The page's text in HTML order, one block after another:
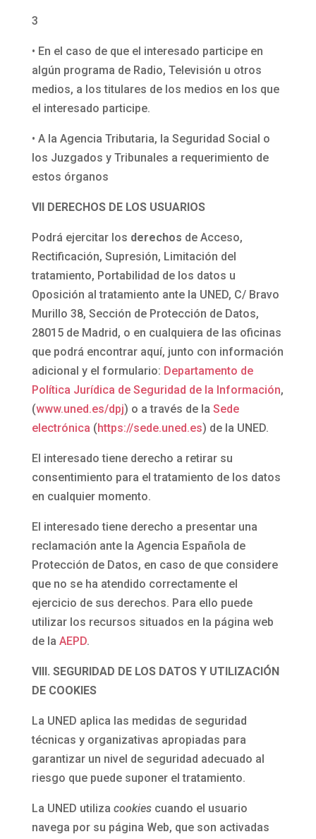
3
• En el caso de que el interesado participe en
algún programa de Radio, Televisión u otros
medios, a los titulares de los medios en los que
el interesado participe.
• A la Agencia Tributaria, la Seguridad Social o
los Juzgados y Tribunales a requerimiento de
estos órganos
VII DERECHOS DE LOS USUARIOS
Podrá ejercitar los derechos de Acceso,
Rectificación, Supresión, Limitación del
tratamiento, Portabilidad de los datos u
Oposición al tratamiento ante la UNED, C/ Bravo
Murillo 38, Sección de Protección de Datos,
28015 de Madrid, o en cualquiera de las oficinas
que podrá encontrar aquí, junto con información
adicional y el formulario: Departamento de
Política Jurídica de Seguridad de la Información,
(www.uned.es/dpj) o a través de la Sede
electrónica (https://sede.uned.es) de la UNED.
El interesado tiene derecho a retirar su
consentimiento para el tratamiento de los datos
en cualquier momento.
El interesado tiene derecho a presentar una
reclamación ante la Agencia Española de
Protección de Datos, en caso de que considere
que no se ha atendido correctamente el
ejercicio de sus derechos. Para ello puede
utilizar los recursos situados en la página web
de la AEPD.
VIII. SEGURIDAD DE LOS DATOS Y UTILIZACIÓN
DE COOKIES
La UNED aplica las medidas de seguridad
técnicas y organizativas apropiadas para
garantizar un nivel de seguridad adecuado al
riesgo que puede suponer el tratamiento.
La UNED utiliza cookies cuando el usuario
navega por su página Web, que son activadas